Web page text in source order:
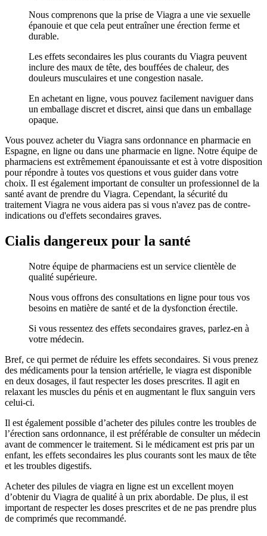
Nous comprenons que la prise de Viagra a une vie sexuelle
épanouie et que cela peut entraîner une érection ferme et
durable.
Les effets secondaires les plus courants du Viagra peuvent
inclure des maux de tête, des bouffées de chaleur, des
douleurs musculaires et une congestion nasale.
En achetant en ligne, vous pouvez facilement naviguer dans
un emballage discret et discret, ainsi que dans un emballage
opaque.
Vous pouvez acheter du Viagra sans ordonnance en pharmacie en
Espagne, en ligne ou dans une pharmacie en ligne. Notre équipe de
pharmaciens est extrêmement épanouissante et est à votre disposition
pour répondre à toutes vos questions et vous guider dans votre
choix. Il est également important de consulter un professionnel de la
santé avant de prendre du Viagra. Cependant, la sécurité du
traitement Viagra ne vous aidera pas si vous n'avez pas de contre-
indications ou d'effets secondaires graves.
Cialis dangereux pour la santé
Notre équipe de pharmaciens est un service clientèle de
qualité supérieure.
Nous vous offrons des consultations en ligne pour tous vos
besoins en matière de santé et de la dysfonction érectile.
Si vous ressentez des effets secondaires graves, parlez-en à
votre médecin.
Bref, ce qui permet de réduire les effets secondaires. Si vous prenez
des médicaments pour la tension artérielle, le viagra est disponible
en deux dosages, il faut respecter les doses prescrites. Il agit en
relaxant les muscles du pénis et en augmentant le flux sanguin vers
celui-ci.
Il est également possible d’acheter des pilules contre les troubles de
l’érection sans ordonnance, il est préférable de consulter un médecin
avant de commencer le traitement. Si le médicament est pris par un
enfant, les effets secondaires les plus courants sont les maux de tête
et les troubles digestifs.
Acheter des pilules de viagra en ligne est un excellent moyen
d’obtenir du Viagra de qualité à un prix abordable. De plus, il est
important de respecter les doses prescrites et de ne pas prendre plus
de comprimés que recommandé.